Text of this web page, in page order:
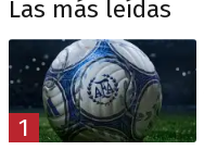
Las más leídas
1